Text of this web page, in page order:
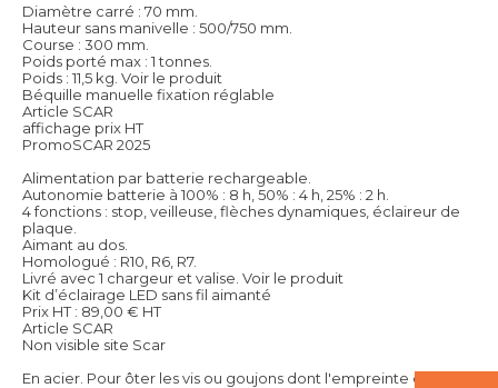
Diamètre carré : 70 mm.
Hauteur sans manivelle : 500/750 mm.
Course : 300 mm.
Poids porté max : 1 tonnes.
Poids : 11,5 kg. Voir le produit
Béquille manuelle fixation réglable
Article SCAR
affichage prix HT
PromoSCAR 2025
Alimentation par batterie rechargeable.
Autonomie batterie à 100% : 8 h, 50% : 4 h, 25% : 2 h.
4 fonctions : stop, veilleuse, flèches dynamiques, éclaireur de
plaque.
Aimant au dos.
Homologué : R10, R6, R7.
Livré avec 1 chargeur et valise. Voir le produit
Kit d’éclairage LED sans fil aimanté
Prix HT : 89,00 € HT
Article SCAR
Non visible site Scar
En acier. Pour ôter les vis ou goujons dont l'empreinte de